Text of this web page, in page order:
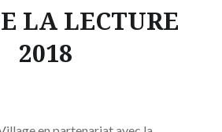
LA LECTURE
2018
MOÏSE
JANVIER